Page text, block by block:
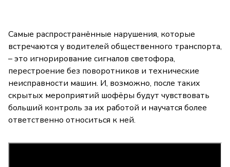
Самые распространённые нарушения, которые
встречаются у водителей общественного транспорта,
– это игнорирование сигналов светофора,
перестроение без поворотников и технические
неисправности машин. И, возможно, после таких
скрытых мероприятий шофёры будут чувствовать
больший контроль за их работой и научатся более
ответственно относиться к ней.